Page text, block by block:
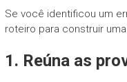
Se você identificou um
roteiro para construir
1. Reúna as